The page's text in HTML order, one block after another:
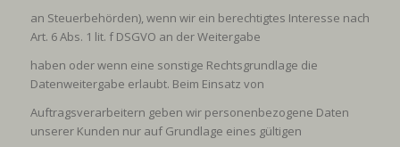
an Steuerbehörden), wenn wir ein berechtigtes Interesse nach
Art. 6 Abs. 1 lit. f DSGVO an der Weitergabe
haben oder wenn eine sonstige Rechtsgrundlage die
Datenweitergabe erlaubt. Beim Einsatz von
Auftragsverarbeitern geben wir personenbezogene Daten
unserer Kunden nur auf Grundlage eines gültigen